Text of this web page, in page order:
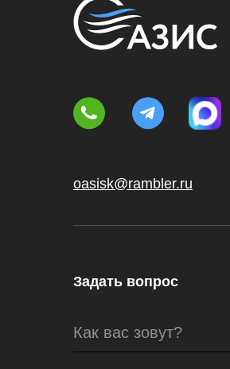
Как вас зовут?
oasisk@rambler.ru
Задать вопрос